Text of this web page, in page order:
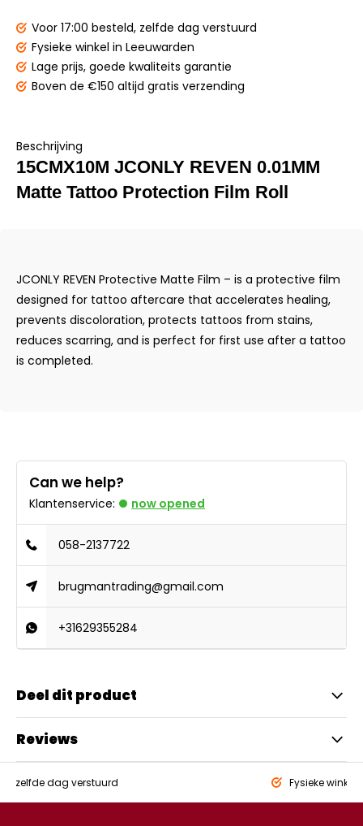
Voor 17:00 besteld, zelfde dag verstuurd
Fysieke winkel in Leeuwarden
Lage prijs, goede kwaliteits garantie
Boven de €150 altijd gratis verzending
Beschrijving
15CMX10M JCONLY REVEN 0.01MM
Matte Tattoo Protection Film Roll
JCONLY REVEN Protective Matte Film – is a protective film
designed for tattoo aftercare that accelerates healing,
prevents discoloration, protects tattoos from stains,
reduces scarring, and is perfect for first use after a tattoo
is completed.
Can we help?
Klantenservice: now opened
058-2137722
brugmantrading@gmail.com
+31629355284
Deel dit product
Reviews
zelfde dag verstuurd Fysieke winkel